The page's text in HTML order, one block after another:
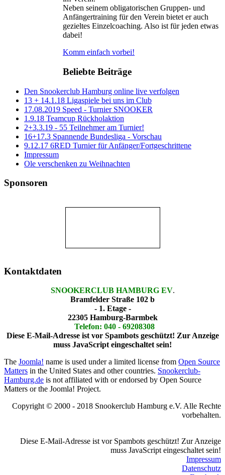
Neben seinem obligatorischen Gruppen- und
Anfängertraining für den Verein bietet er auch
gezieltes Einzelcoaching. Also ist für jeden etwas
dabei!
Komm einfach vorbei!
Beliebte Beiträge
Den Snookerclub Hamburg online live verfolgen
13 + 14.1.18 Ligaspiele bei uns im Club
17.08.2019 Speed - Turnier SNOOKER
1.9.18 Teamcup Rückholaktion
2+3.3.19 - 55 Teilnehmer am Turnier!
16+17.3 Spannende Bundesliga - Vorschau
9.12.17 6RED Turnier für Anfänger/Fortgeschrittene
Impressum
Ole verschenken zu Weihnachten
Sponsoren
Kontaktdaten
SNOOKERCLUB HAMBURG EV.
Bramfelder Straße 102 b
- 1. Etage -
22305 Hamburg-Barmbek
Telefon: 040 - 69208308
Diese E-Mail-Adresse ist vor Spambots geschützt! Zur Anzeige
muss JavaScript eingeschaltet sein!
The Joomla! name is used under a limited license from Open Source
Matters in the United States and other countries. Snookerclub-
Hamburg.de is not affiliated with or endorsed by Open Source
Matters or the Joomla! Project.
Copyright © 2000 - 2018 Snookerclub Hamburg e.V. Alle Rechte
vorbehalten.
Diese E-Mail-Adresse ist vor Spambots geschützt! Zur Anzeige
muss JavaScript eingeschaltet sein!
Impressum
Datenschutz